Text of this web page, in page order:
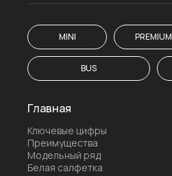
MINI PREMIUM
BUS
Главная
Ключевые цифры
Преимущества
Модельный ряд
Белая салфетка